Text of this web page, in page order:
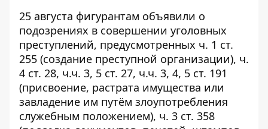
25 августа фигурантам объявили о
подозрениях в совершении уголовных
преступлений, предусмотренных ч. 1 ст.
255 (создание преступной организации), ч.
4 ст. 28, ч.ч. 3, 5 ст. 27, ч.ч. 3, 4, 5 ст. 191
(присвоение, растрата имущества или
завладение им путём злоупотребления
служебным положением), ч. 3 ст. 358